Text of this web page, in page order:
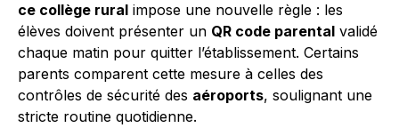
ce collège rural impose une nouvelle règle : les
élèves doivent présenter un QR code parental validé
chaque matin pour quitter l’établissement. Certains
parents comparent cette mesure à celles des
contrôles de sécurité des aéroports, soulignant une
stricte routine quotidienne.